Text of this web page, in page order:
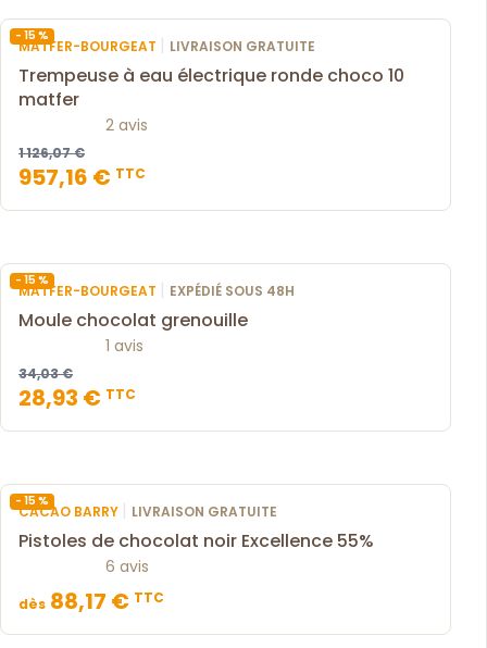
- 15 %
MATFER-BOURGEAT | LIVRAISON GRATUITE
Trempeuse à eau électrique ronde choco 10
matfer
2 avis
1 126,07 €
957,16 € TTC
- 15 %
MATFER-BOURGEAT | EXPÉDIÉ SOUS 48H
Moule chocolat grenouille
1 avis
34,03 €
28,93 € TTC
- 15 %
CACAO BARRY | LIVRAISON GRATUITE
Pistoles de chocolat noir Excellence 55%
6 avis
dès 88,17 € TTC